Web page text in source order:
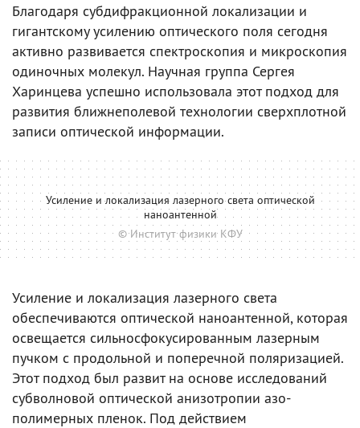
Благодаря субдифракционной локализации и
гигантскому усилению оптического поля сегодня
активно развивается спектроскопия и микроскопия
одиночных молекул. Научная группа Сергея
Харинцева успешно использовала этот подход для
развития ближнеполевой технологии сверхплотной
записи оптической информации.
Усиление и локализация лазерного света оптической
наноантенной
© Институт физики КФУ
Усиление и локализация лазерного света
обеспечиваются оптической наноантенной, которая
освещается сильносфокусированным лазерным
пучком с продольной и поперечной поляризацией.
Этот подход был развит на основе исследований
субволновой оптической анизотропии азо-
полимерных пленок. Под действием